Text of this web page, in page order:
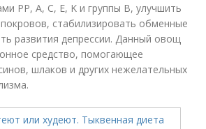
РР, А, С, Е, K и группы B, улучшить
стабилизировать обменные
развития депрессии. Данный овощ
средство, помогающее
шлаков и других нежелательных